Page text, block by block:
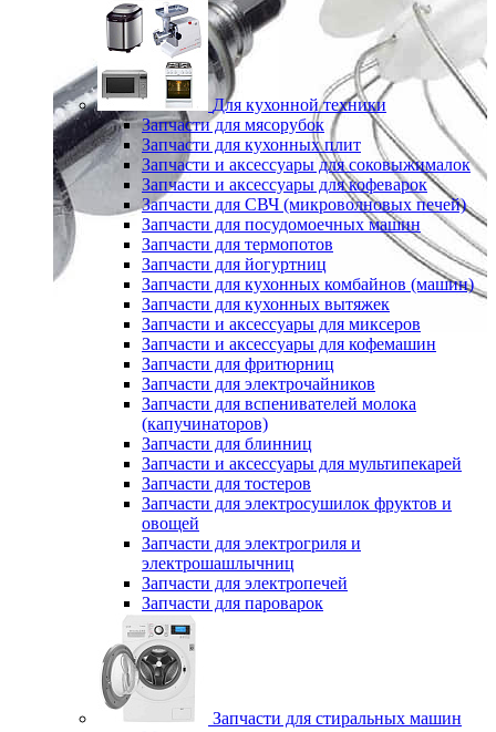
Для кухонной техники
Запчасти для мясорубок
Запчасти для кухонных плит
Запчасти и аксессуары для соковыжималок
Запчасти и аксессуары для кофеварок
Запчасти для СВЧ (микроволновых печей)
Запчасти для посудомоечных машин
Запчасти для термопотов
Запчасти для йогуртниц
Запчасти для кухонных комбайнов (машин)
Запчасти для кухонных вытяжек
Запчасти и аксессуары для миксеров
Запчасти и аксессуары для кофемашин
Запчасти для фритюрниц
Запчасти для электрочайников
Запчасти для вспенивателей молока
(капучинаторов)
Запчасти для блинниц
Запчасти и аксессуары для мультипекарей
Запчасти для тостеров
Запчасти для электросушилок фруктов и
овощей
Запчасти для электрогриля и
электрошашлычниц
Запчасти для электропечей
Запчасти для пароварок
Запчасти для стиральных машин